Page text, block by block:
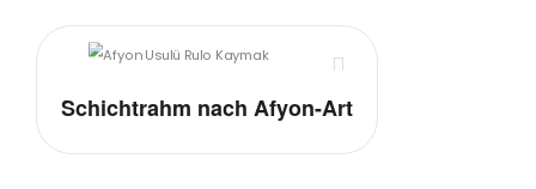
Schichtrahm nach Afyon-Art